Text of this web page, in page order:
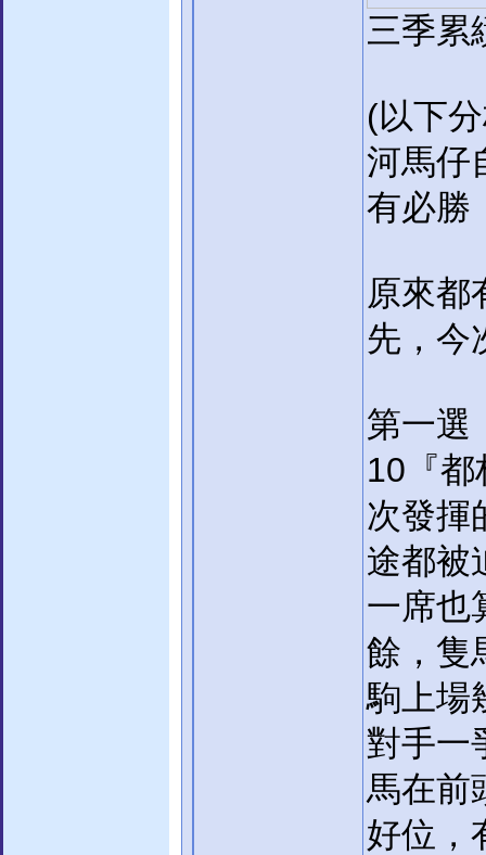
三季累
(以下
河馬仔
有必勝
原來都
先，今
第一選
10『
次發揮
途都被
一席也
餘，隻
駒上場
對手一
馬在前
好位，